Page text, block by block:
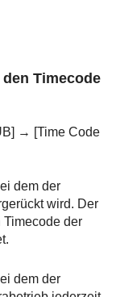
Timecode
→ [Time Code
dem der
wird. Der
Timecode der
dem der